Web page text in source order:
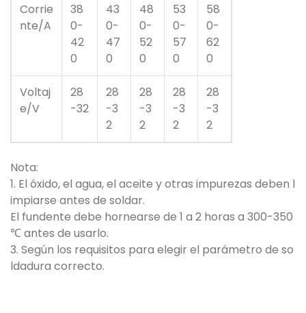
Corrie
nte/A
38
0-
42
0
43
0-
47
0
48
0-
52
0
53
0-
57
0
58
0-
62
0
Voltaj
e/V
28
-32
28
-3
2
28
-3
2
28
-3
2
28
-3
2
Nota:
1. El óxido, el agua, el aceite y otras impurezas deben l
impiarse antes de soldar.
El fundente debe hornearse de 1 a 2 horas a 300-350
℃ antes de usarlo.
3. Según los requisitos para elegir el parámetro de so
ldadura correcto.